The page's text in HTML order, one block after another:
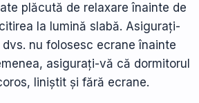
plăcută de relaxare înainte de
la lumină slabă. Asigurați-
nu folosesc ecrane înainte
asigurați-vă că dormitorul
liniștit și fără ecrane.